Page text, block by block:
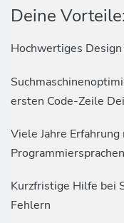
Deine Vorteile:
Hochwertiges
ersten Code-Zeile
Viele Jahre
Programmiersprachen
Kurzfristige Hilfe bei
Fehlern